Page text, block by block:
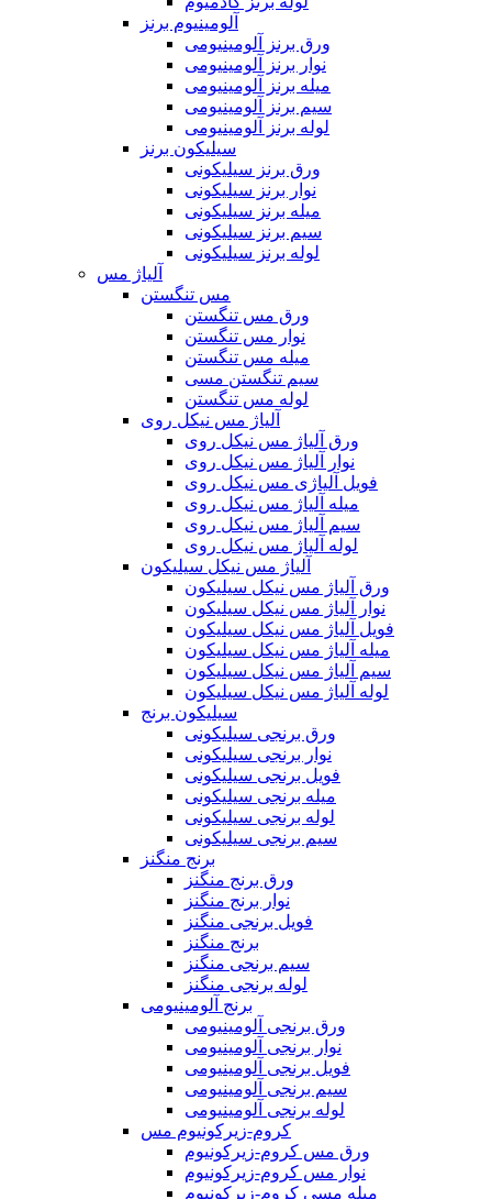
آلومینیوم برنز
ورق برنز آلومینیومی
نوار برنز آلومینیومی
میله برنز آلومینیومی
سیم برنز آلومینیومی
لوله برنز آلومینیومی
سیلیکون برنز
ورق برنز سیلیکونی
نوار برنز سیلیکونی
میله برنز سیلیکونی
سیم برنز سیلیکونی
لوله برنز سیلیکونی
آلیاژ مس
مس تنگستن
ورق مس تنگستن
نوار مس تنگستن
میله مس تنگستن
سیم تنگستن مسی
لوله مس تنگستن
آلیاژ مس نیکل روی
ورق آلیاژ مس نیکل روی
نوار آلیاژ مس نیکل روی
فویل آلیاژی مس نیکل روی
میله آلیاژ مس نیکل روی
سیم آلیاژ مس نیکل روی
لوله آلیاژ مس نیکل روی
آلیاژ مس نیکل سیلیکون
ورق آلیاژ مس نیکل سیلیکون
نوار آلیاژ مس نیکل سیلیکون
فویل آلیاژ مس نیکل سیلیکون
میله آلیاژ مس نیکل سیلیکون
سیم آلیاژ مس نیکل سیلیکون
لوله آلیاژ مس نیکل سیلیکون
سیلیکون برنج
ورق برنجی سیلیکونی
نوار برنجی سیلیکونی
فویل برنجی سیلیکونی
میله برنجی سیلیکونی
لوله برنجی سیلیکونی
سیم برنجی سیلیکونی
برنج منگنز
ورق برنج منگنز
نوار برنج منگنز
فویل برنجی منگنز
برنج منگنز
سیم برنجی منگنز
لوله برنجی منگنز
برنج آلومینیومی
ورق برنجی آلومینیومی
نوار برنجی آلومینیومی
فویل برنجی آلومینیومی
سیم برنجی آلومینیومی
لوله برنجی آلومینیومی
کروم-زیرکونیوم مس
ورق مس کروم-زیرکونیوم
نوار مس کروم-زیرکونیوم
میله مسی کروم-زیرکونیوم